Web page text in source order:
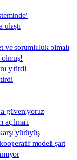
ulaştı
ve sorumluluk olmalı
olmuş!
yitirdi
güveniyoruz
yürüyüş
modeli şart